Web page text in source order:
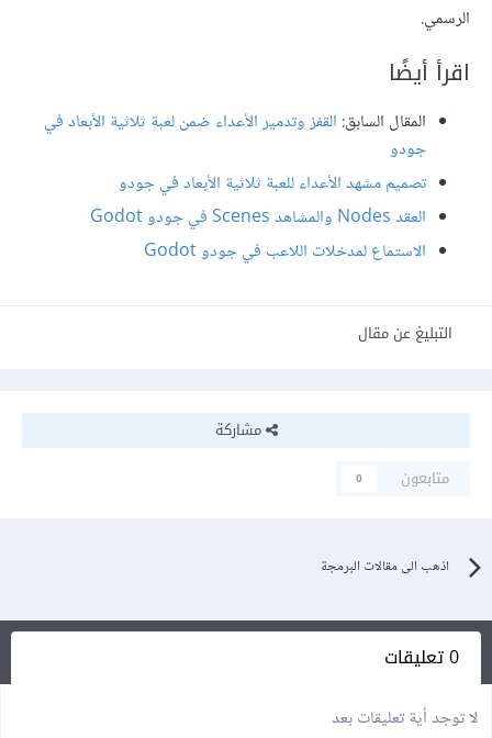
الرسمي.
اقرأ أيضًا
المقال السابق: القفز وتدمير الأعداء ضمن لعبة ثلاثية الأبعاد في
جودو
تصميم مشهد الأعداء للعبة ثلاثية الأبعاد في جودو
العقد Nodes والمشاهد Scenes في جودو Godot
الاستماع لمدخلات اللاعب في جودو Godot
التبليغ عن مقال
مشاركة
متابعون
0
اذهب الى مقالات البرمجة
0 تعليقات
لا توجد أية تعليقات بعد